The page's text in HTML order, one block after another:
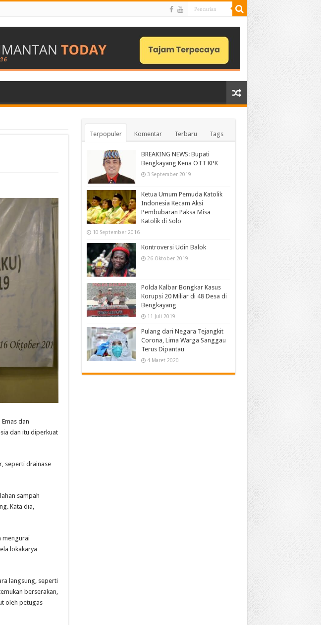
dan
dan itu diperkuat
seperti drainase
sampah
Kata dia,
mengurai
lokakarya
langsung, seperti
berserakan,
oleh petugas
Terpopuler Komentar Terbaru Tags
BREAKING NEWS: Bupati
Bengkayang Kena OTT KPK
3 September 2019
Ketua Umum Pemuda Katolik
Indonesia Kecam Aksi
Pembubaran Paksa Misa
Katolik di Solo
10 September 2016
Kontroversi Udin Balok
26 Oktober 2019
Polda Kalbar Bongkar Kasus
Korupsi 20 Miliar di 48 Desa di
Bengkayang
11 Juli 2019
Pulang dari Negara Tejangkit
Corona, Lima Warga Sanggau
Terus Dipantau
4 Maret 2020